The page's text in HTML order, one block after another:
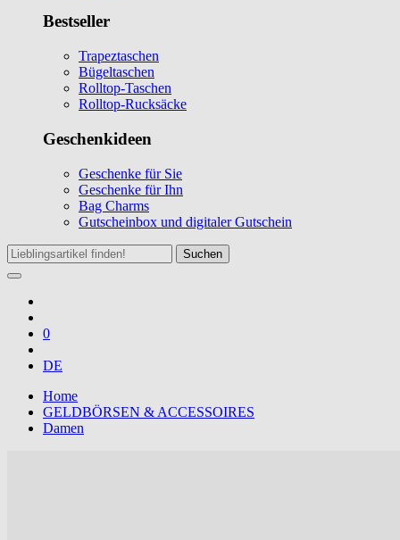
Bestseller
Trapeztaschen
Bügeltaschen
Rolltop-Taschen
Rolltop-Rucksäcke
Geschenkideen
Geschenke für Sie
Geschenke für Ihn
Bag Charms
Gutscheinbox und digitaler Gutschein
Suchen
0
DE
Home
GELDBÖRSEN & ACCESSOIRES
Damen